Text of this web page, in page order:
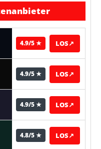
4.9/5 ★ LOS↗
4.9/5 ★ LOS↗
4.9/5 ★ LOS↗
4.8/5 ★ LOS↗